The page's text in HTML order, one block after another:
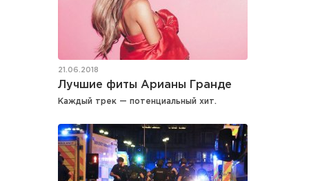
21.06.2018
Лучшие фиты Арианы Гранде
Каждый трек — потенциальный хит.